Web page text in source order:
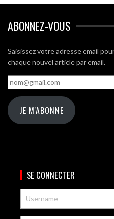
ABONNEZ-VOUS
Saisissez votre adresse email
chaque nouvel article par email.
nom@gmail.com
JE M'ABONNE
SE CONNECTER